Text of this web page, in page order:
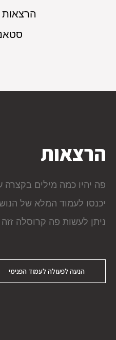
הרצאות
פה יהיו כמה מילים בקצרה
יכנסו לעמוד המלא של
ניתן לעשות פה קרוסלה
הנעה לפעולה לעמוד הפנימי